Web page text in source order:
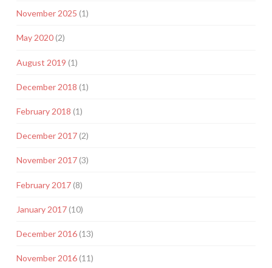
November 2025 (1)
May 2020(2)
August 2019 (1)
December 2018 (1)
February 2018 (1)
December 2017(2)
November 2017(3)
February 2017(8)
January 2017(10)
December 2016(13)
November 2016(11)